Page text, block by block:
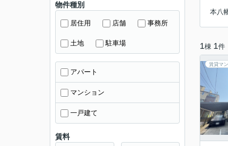
本八
1棟 1件
賃貸マ
物件種別
居住用 店舗 事務所
土地 駐車場
アパート
マンション
一戸建て
賃料